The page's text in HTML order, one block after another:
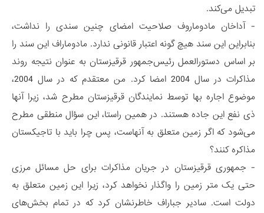
تبدیل می‌کند.
- آداخان مادوماروف صلاحیت امضای چنین سندی را نداشت،
بنابراین این سند هیچ گونه اعتبار قانونی ندارد. مادوماراف این سند را
بر اساس دستورالعمل رئیس‌جمهور قرقیزستان به عنوان نتیجه روند
مذاکرات در سال 2004 امضا کرد. من معتقدم که در سال 2004،
موضوع اجاره بها توسط نمایندگان قرقیزستان مطرح شد، زیرا آنها
ذی نفع این جاده هستند. در همین راستا، این سؤال منطقی مطرح
می‌شود که اگر زمین متعلق به آنهاست، پس چرا باید با تاجیکستان
مذاکره کنند؟
- جمهوری قرقیزستان در جریان مذاکرات برای حل مسائل مرزی
حتی یک متر زمین را واگذار نخواهد کرد، زیرا این زمین متعلق به
دولت است. سادیر جباراف خاطرنشان کرد که در تمام بخش‌های